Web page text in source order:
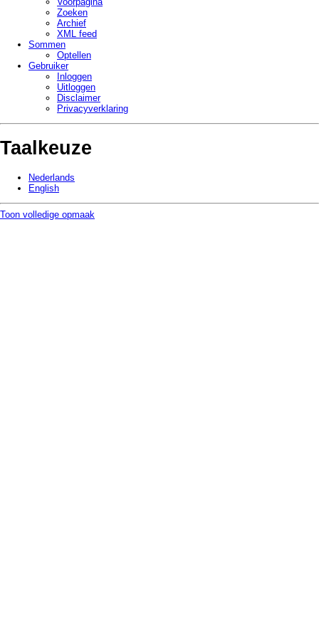
Zoeken
Archief
XML feed
Sommen
Optellen
Gebruiker
Inloggen
Uitloggen
Disclaimer
Privacy­verklaring
Taalkeuze
Nederlands
English
Toon volledige opmaak